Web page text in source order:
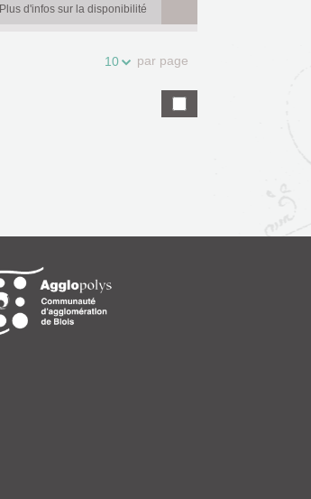
Plus d'infos sur la disponibilité
10 par page